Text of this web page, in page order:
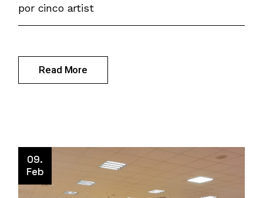
por cinco artist
Read More
09.
Feb